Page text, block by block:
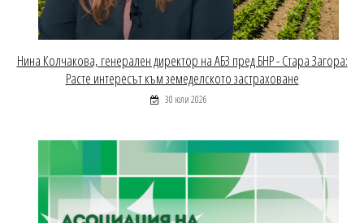
Нина Колчакова, генерален директор на АБЗ пред БНР - Стара Загора:
Расте интересът към земеделското застраховане
30 юли 2026